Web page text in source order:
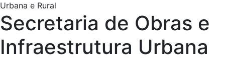
Urbana e Rural
Secretaria de Obras e
Infraestrutura Urbana